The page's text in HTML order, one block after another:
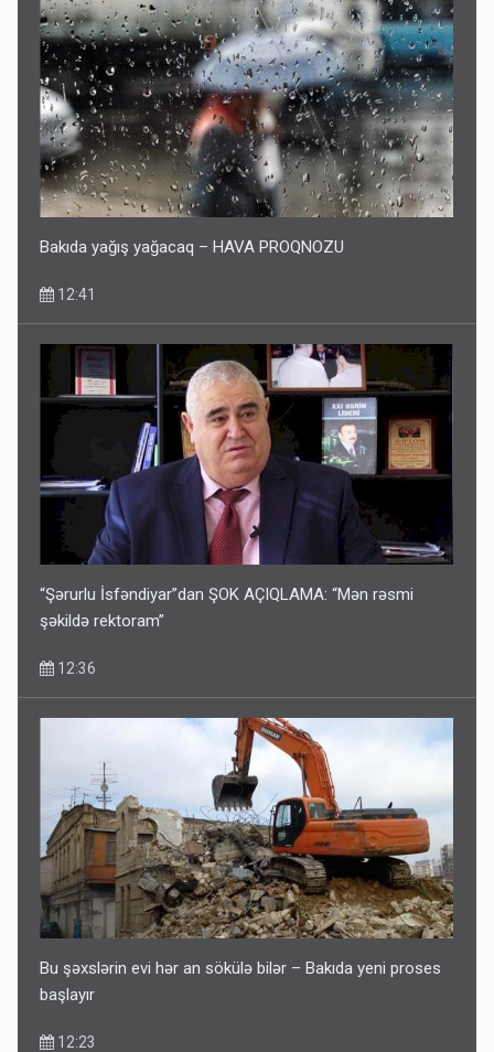
Bakıda yağış yağacaq – HAVA PROQNOZU
12:41
“Şərurlu İsfəndiyar”dan ŞOK AÇIQLAMA: “Mən rəsmi
şəkildə rektoram”
12:36
Bu şəxslərin evi hər an sökülə bilər – Bakıda yeni proses
başlayır
12:23